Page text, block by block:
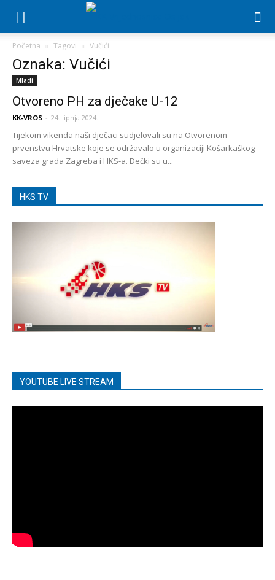
Početna Tagovi Vučići
Oznaka: Vučići
Mladi
Otvoreno PH za dječake U-12
KK-VROS - 24. lipnja 2024.
Tijekom vikenda naši dječaci sudjelovali su na Otvorenom
prvenstvu Hrvatske koje se održavalo u organizaciji Košarkaškog
saveza grada Zagreba i HKS-a. Dečki su u...
HKS TV
YOUTUBE LIVE STREAM